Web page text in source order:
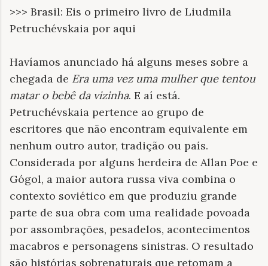
>>> Brasil: Eis o primeiro livro de Liudmila
Petruchévskaia por aqui
Havíamos anunciado há alguns meses sobre a
chegada de Era uma vez uma mulher que tentou
matar o bebê da vizinha. E aí está.
Petruchévskaia pertence ao grupo de
escritores que não encontram equivalente em
nenhum outro autor, tradição ou país.
Considerada por alguns herdeira de Allan Poe e
Gógol, a maior autora russa viva combina o
contexto soviético em que produziu grande
parte de sua obra com uma realidade povoada
por assombrações, pesadelos, acontecimentos
macabros e personagens sinistras. O resultado
são histórias sobrenaturais que retomam a